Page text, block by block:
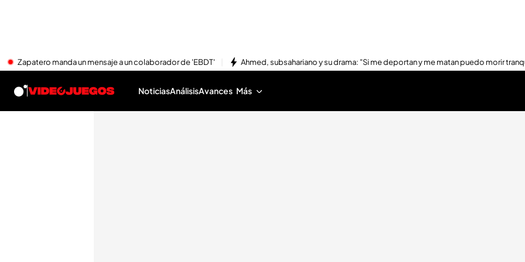
Zapatero manda un mensaje a un colaborador de 'EBDT' Ahmed, subsahariano y su drama: "Si me deportan y me matan puedo morir
NoticiasAnálisisAvances Más